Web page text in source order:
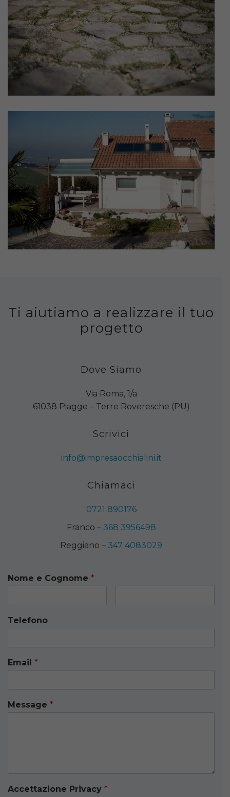
Ti aiutiamo a realizzare il tuo
progetto
Dove Siamo
Via Roma, 1/a
61038 Piagge – Terre Roveresche (PU)
Scrivici
info@impresaocchialini.it
Chiamaci
0721 890176
Franco – 368 3956498
Reggiano – 347 4083029
Nome e Cognome *
Telefono
Email *
Message *
Accettazione Privacy *